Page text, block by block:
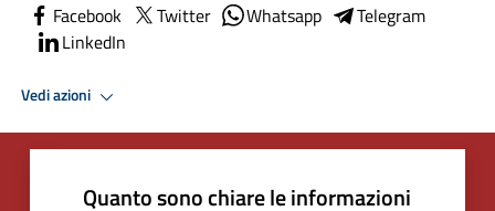
Facebook Twitter Whatsapp
Telegram
LinkedIn
Vedi azioni
Quanto sono chiare le informazioni